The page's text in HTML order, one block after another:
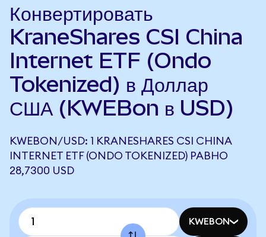
Конвертировать
KraneShares CSI China
Internet ETF (Ondo
Tokenized) в Доллар
США (KWEBon в USD)
KWEBON/USD: 1 KRANESHARES CSI CHINA
INTERNET ETF (ONDO TOKENIZED) РАВНО
28,7300 USD
KWEBON